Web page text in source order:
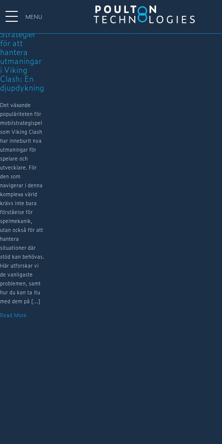
MENU
Strategier
för att
hantera
utmaningar
i Viking
Clash: En
djupdykning
Det växande
populäriteten för
mobilstrategispel
som Viking Clash
har inneburit nya
utmaningar för
spelare och
utvecklare. För
den som
navigerar i denna
komplexa värld
krävs inte bara
förståelse för
spelmekanik,
utan också för att
hantera
situationer där
stöd kan behövas.
Här utforskar vi
de vanligaste
problemen, samt
hur du kan ta itu
med dem på […]
Read More